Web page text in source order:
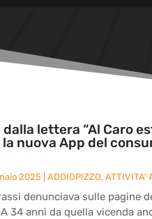
lettera “Al Caro
nuova App del
2025 ADDIOPIZZO, ATTIVITA'
denunciava sulle pagine
34 anni da quella vicenda